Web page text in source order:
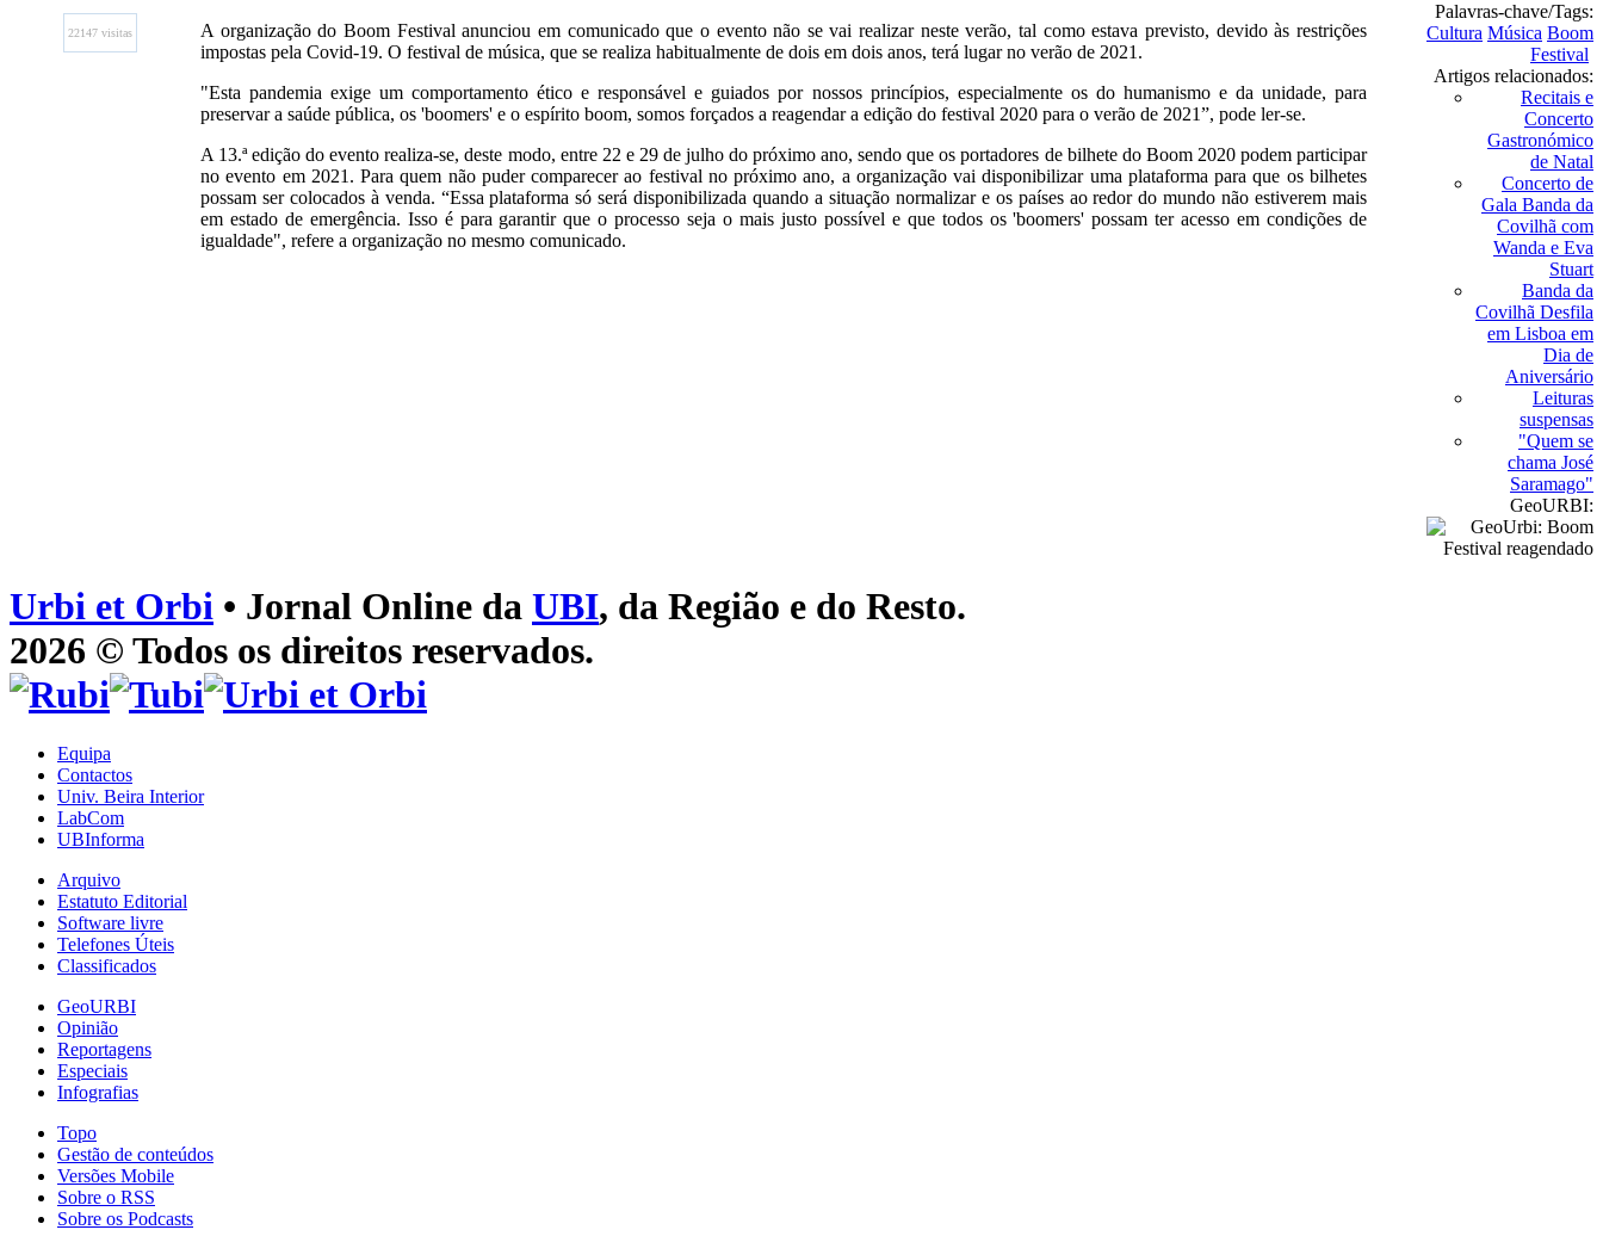
22147 visitas
A organização do Boom Festival anunciou em comunicado que o evento não se vai realizar neste verão, tal como estava previsto, devido às restrições
impostas pela Covid-19. O festival de música, que se realiza habitualmente de dois em dois anos, terá lugar no verão de 2021.
"Esta pandemia exige um comportamento ético e responsável e guiados por nossos princípios, especialmente os do humanismo e da unidade, para
preservar a saúde pública, os 'boomers' e o espírito boom, somos forçados a reagendar a edição do festival 2020 para o verão de 2021”, pode ler-se.
A 13.ª edição do evento realiza-se, deste modo, entre 22 e 29 de julho do próximo ano, sendo que os portadores de bilhete do Boom 2020 podem participar
no evento em 2021. Para quem não puder comparecer ao festival no próximo ano, a organização vai disponibilizar uma plataforma para que os bilhetes
possam ser colocados à venda. “Essa plataforma só será disponibilizada quando a situação normalizar e os países ao redor do mundo não estiverem mais
em estado de emergência. Isso é para garantir que o processo seja o mais justo possível e que todos os 'boomers' possam ter acesso em condições de
igualdade", refere a organização no mesmo comunicado.
Palavras-chave/Tags:
Cultura Música Boom
Festival
Artigos relacionados:
Recitais e
Concerto
Gastronómico
de Natal
Concerto de
Gala Banda da
Covilhã com
Wanda e Eva
Stuart
Banda da
Covilhã Desfila
em Lisboa em
Dia de
Aniversário
Leituras
suspensas
"Quem se
chama José
Saramago"
GeoURBI:
Urbi et Orbi • Jornal Online da UBI, da Região e do Resto.
2026 © Todos os direitos reservados.
Equipa
Contactos
Univ. Beira Interior
LabCom
UBInforma
Arquivo
Estatuto Editorial
Software livre
Telefones Úteis
Classificados
GeoURBI
Opinião
Reportagens
Especiais
Infografias
Topo
Gestão de conteúdos
Versões Mobile
Sobre o RSS
Sobre os Podcasts